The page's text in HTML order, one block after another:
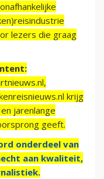
lezers die graag
krijg
jarenlange
geeft.
onderdeel van
aan kwaliteit,